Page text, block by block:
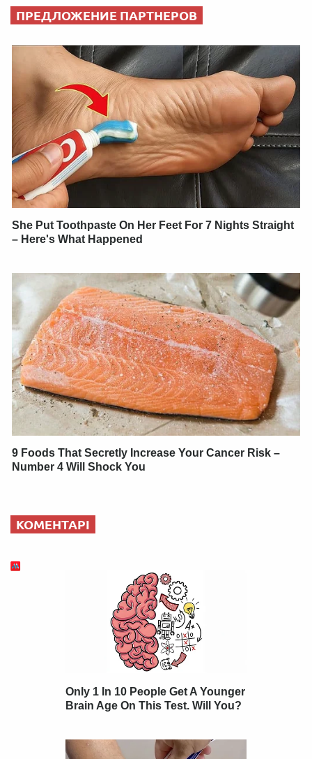
ПРЕДЛОЖЕНИЕ ПАРТНЕРОВ
She Put Toothpaste On Her Feet For 7 Nights Straight
– Here's What Happened
9 Foods That Secretly Increase Your Cancer Risk –
Number 4 Will Shock You
КОМЕНТАРІ